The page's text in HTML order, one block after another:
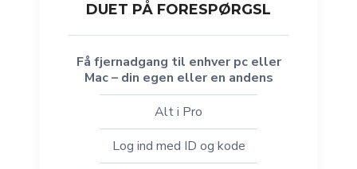
DUET PÅ FORESPØRGSL
Få fjernadgang til enhver pc eller
Mac – din egen eller en andens
Alt i Pro
Log ind med ID og kode